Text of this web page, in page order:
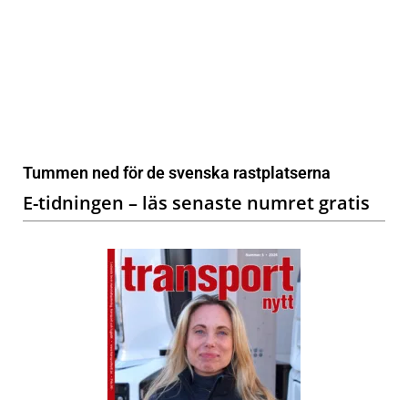
Tummen ned för de svenska rastplatserna
E-tidningen – läs senaste numret gratis